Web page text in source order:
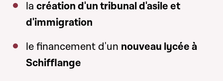
lacréation d'un tribunal d'asile et
d'immigration
le financement d'un nouveau lycée à
Schifflange